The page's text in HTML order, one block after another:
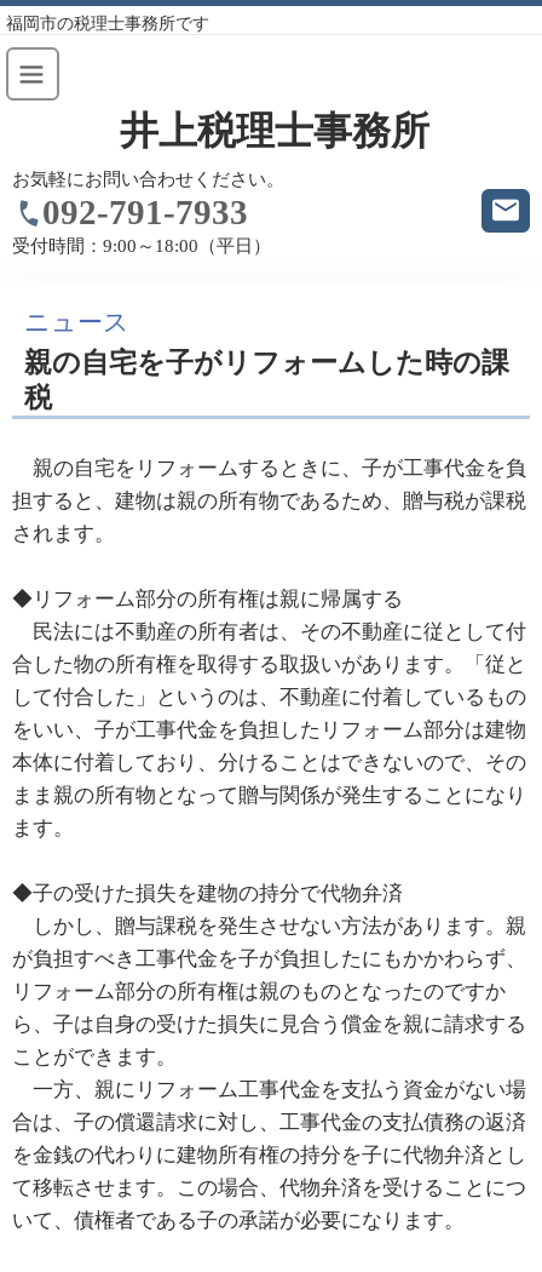
福岡市の税理士事務所です
井上税理士事務所
お気軽にお問い合わせください。
092-791-7933
受付時間： 9:00～18:00（平日）
ニュース
親の自宅を子がリフォームした時の課
税
親の自宅をリフォームするときに、子が工事代金を負
担すると、建物は親の所有物であるため、贈与税が課税
されます。
◆リフォーム部分の所有権は親に帰属する
民法には不動産の所有者は、その不動産に従として付
合した物の所有権を取得する取扱いがあります。「従と
して付合した」というのは、不動産に付着しているもの
をいい、子が工事代金を負担したリフォーム部分は建物
本体に付着しており、分けることはできないので、その
まま親の所有物となって贈与関係が発生することになり
ます。
◆子の受けた損失を建物の持分で代物弁済
しかし、贈与課税を発生させない方法があります。親
が負担すべき工事代金を子が負担したにもかかわらず、
リフォーム部分の所有権は親のものとなったのですか
ら、子は自身の受けた損失に見合う償金を親に請求する
ことができます。
一方、親にリフォーム工事代金を支払う資金がない場
合は、子の償還請求に対し、工事代金の支払債務の返済
を金銭の代わりに建物所有権の持分を子に代物弁済とし
て移転させます。この場合、代物弁済を受けることにつ
いて、債権者である子の承諾が必要になります。